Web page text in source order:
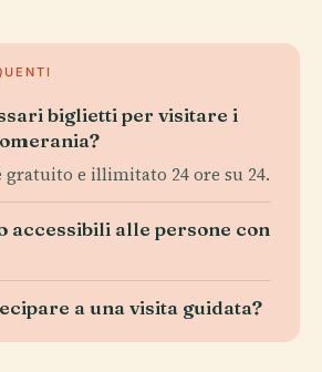
biglietti per visitare i
gratuito e illimitato 24 ore su 24.
accessibili alle persone con
a una visita guidata?